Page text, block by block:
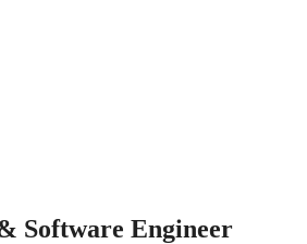
Software Engineer